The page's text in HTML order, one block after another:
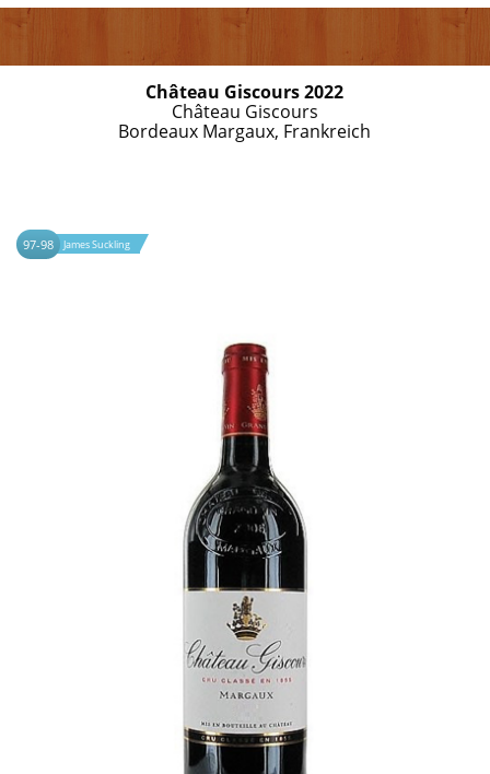
Château Giscours 2022
Château Giscours
Bordeaux Margaux, Frankreich
97-98 James Suckling